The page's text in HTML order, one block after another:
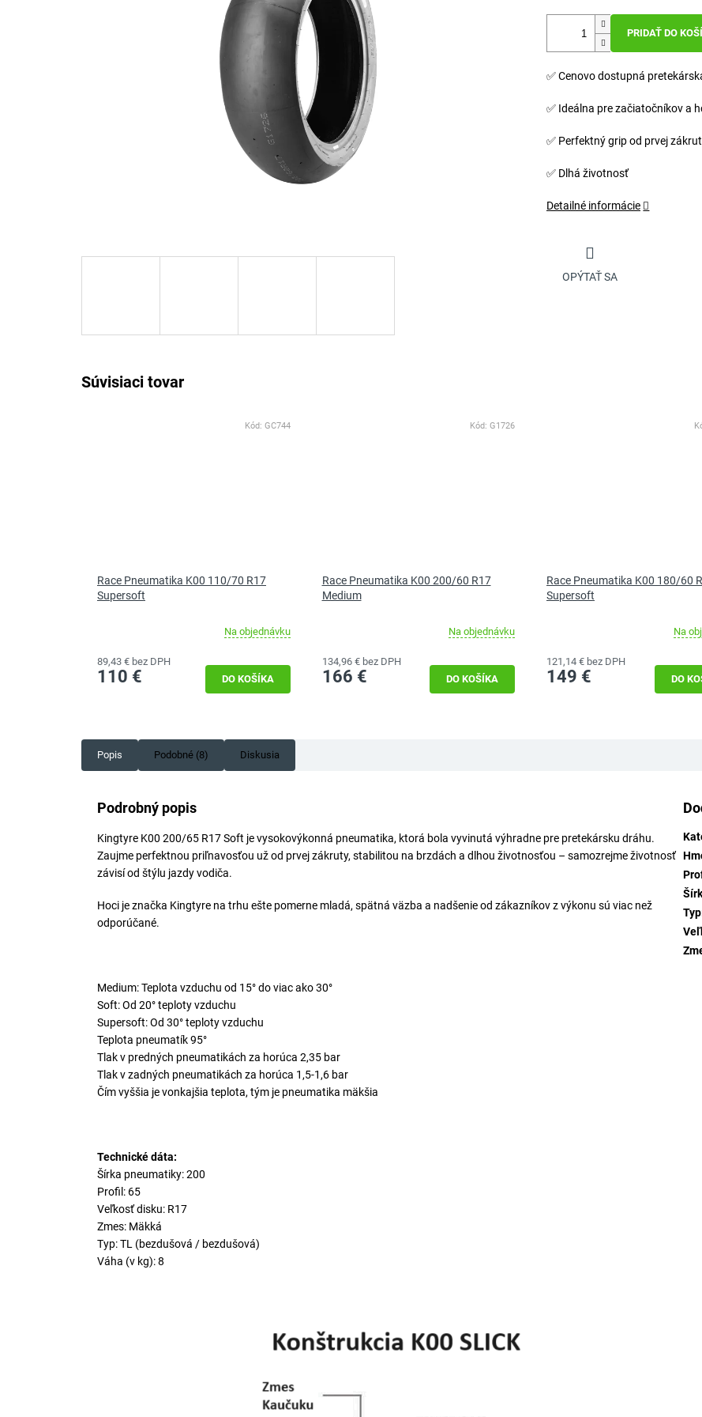
PRIDAŤ DO
✅ Cenovo dostupná
✅ Ideálna pre začiatočníkov a
✅ Perfektný grip od prvej
✅ Dlhá životnosť
Detailné informácie
OPÝTAŤ SA
Súvisiaci tovar
Race Pneumatika K00 110/70 R17
Supersoft
produktu
je
hviezdičiek.
Na objednávku
89,43 € bez DPH
110 € DO KOŠÍKA
Kód: GC744
Race Pneumatika K00 200/60 R17
Medium
Na objednávku
134,96 € bez DPH
166 € DO KOŠÍKA
Kód: G1726
Race Pneumatika K00 180/60
Supersoft
Na
121,14 € bez DPH
149 € DO
Popis Podobné (8) Diskusia
Podrobný popis
Kingtyre K00 200/65 R17 Soft je vysokovýkonná pneumatika, ktorá bola vyvinutá výhradne pre pretekársku dráhu.
Zaujme perfektnou priľnavosťou už od prvej zákruty, stabilitou na brzdách a dlhou životnosťou – samozrejme životnosť
závisí od štýlu jazdy vodiča.
Hoci je značka Kingtyre na trhu ešte pomerne mladá, spätná väzba a nadšenie od zákazníkov z výkonu sú viac než
odporúčané.
Medium: Teplota vzduchu od 15° do viac ako 30°
Soft: Od 20° teploty vzduchu
Supersoft: Od 30° teploty vzduchu
Teplota pneumatík 95°
Tlak v predných pneumatikách za horúca 2,35 bar
Tlak v zadných pneumatikách za horúca 1,5-1,6 bar
Čím vyššia je vonkajšia teplota, tým je pneumatika mäkšia
Technické dáta:
Šírka pneumatiky: 200
Profil: 65
Veľkosť disku: R17
Zmes: Mäkká
Typ: TL (bezdušová / bezdušová)
Váha (v kg): 8
Typ